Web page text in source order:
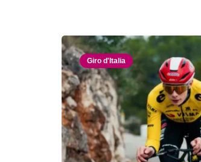
Giro d'Italia